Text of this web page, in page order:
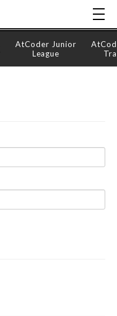
AtCoder Junior
League